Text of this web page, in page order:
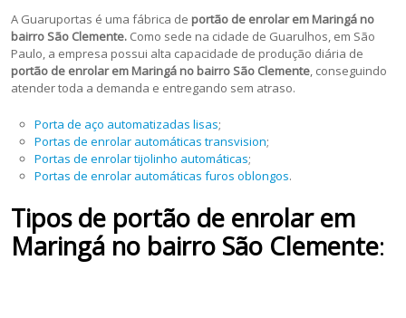
A Guaruportas é uma fábrica de portão de enrolar em Maringá no
bairro São Clemente. Como sede na cidade de Guarulhos, em São
Paulo, a empresa possui alta capacidade de produção diária de
portão de enrolar em Maringá no bairro São Clemente, conseguindo
atender toda a demanda e entregando sem atraso.
Porta de aço automatizadas lisas;
Portas de enrolar automáticas transvision;
Portas de enrolar tijolinho automáticas;
Portas de enrolar automáticas furos oblongos.
Tipos de portão de enrolar em
Maringá no bairro São Clemente: